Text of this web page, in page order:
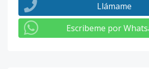
Llámame
Escribeme por